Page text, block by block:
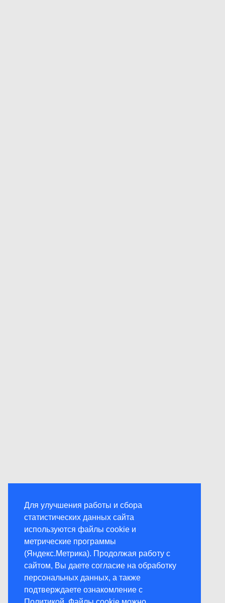
Для улучшения работы и сбора
статистических данных сайта
используются файлы cookie и
метрические программы
(Яндекс.Метрика). Продолжая работу с
сайтом, Вы даете согласие на обработку
персональных данных, а также
подтверждаете ознакомление с